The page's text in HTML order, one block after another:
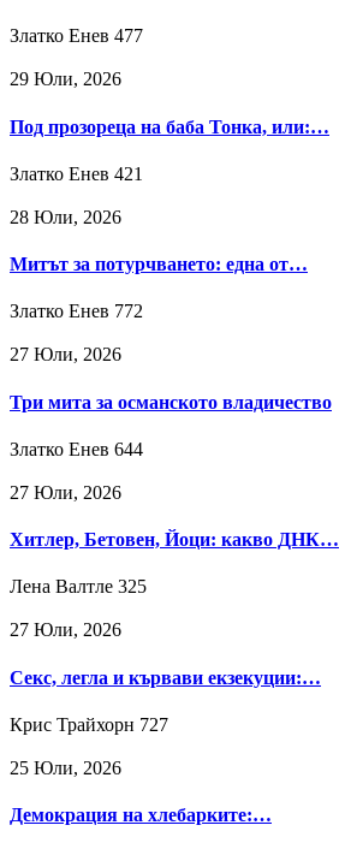
Златко Енев 477
29 Юли, 2026
Под прозореца на баба Тонка, или:…
Златко Енев 421
28 Юли, 2026
Митът за потурчването: една от…
Златко Енев 772
27 Юли, 2026
Три мита за османското владичество
Златко Енев 644
27 Юли, 2026
Хитлер, Бетовен, Йоци: какво ДНК…
Лена Валтле 325
27 Юли, 2026
Секс, легла и кървави екзекуции:…
Крис Трайхорн 727
25 Юли, 2026
Демокрация на хлебарките:…